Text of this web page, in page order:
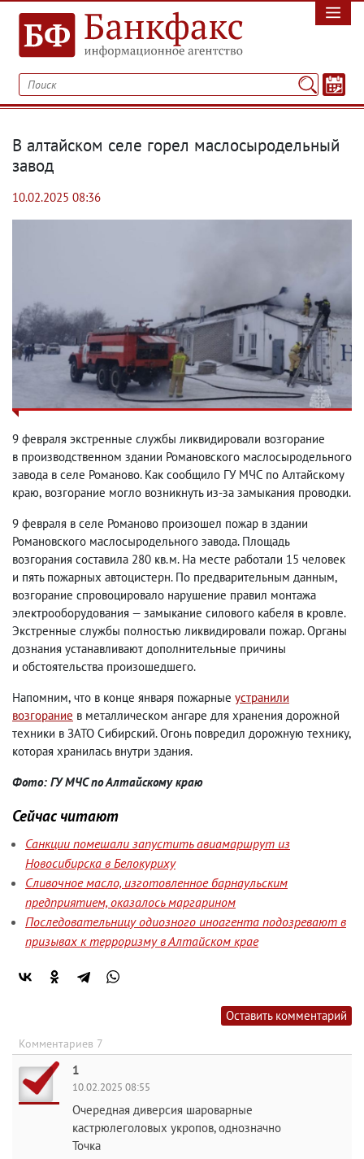
В алтайском селе горел маслосыродельный
завод
10.02.2025 08:36
9 февраля экстренные службы ликвидировали возгорание
в производственном здании Романовского маслосыродельного
завода в селе Романово. Как сообщило ГУ МЧС по Алтайскому
краю, возгорание могло возникнуть из-за замыкания проводки.
9 февраля в селе Романово произошел пожар в здании
Романовского маслосыродельного завода. Площадь
возгорания составила 280 кв.м. На месте работали 15 человек
и пять пожарных автоцистерн. По предварительным данным,
возгорание спровоцировало нарушение правил монтажа
электрооборудования — замыкание силового кабеля в кровле.
Экстренные службы полностью ликвидировали пожар. Органы
дознания устанавливают дополнительные причины
и обстоятельства произошедшего.
Напомним, что в конце января пожарные устранили
возгорание в металлическом ангаре для хранения дорожной
техники в ЗАТО Сибирский. Огонь повредил дорожную технику,
которая хранилась внутри здания.
Фото: ГУ МЧС по Алтайскому краю
Сейчас читают
Санкции помешали запустить авиамаршрут из
Новосибирска в Белокуриху
Сливочное масло, изготовленное барнаульским
предприятием, оказалось маргарином
Последовательницу одиозного иноагента подозревают в
призывах к терроризму в Алтайском крае
Оставить комментарий
Комментариев 7
1
10.02.2025 08:55
Очередная диверсия шароварные
кастрюлеголовых укропов, однозначно
Точка